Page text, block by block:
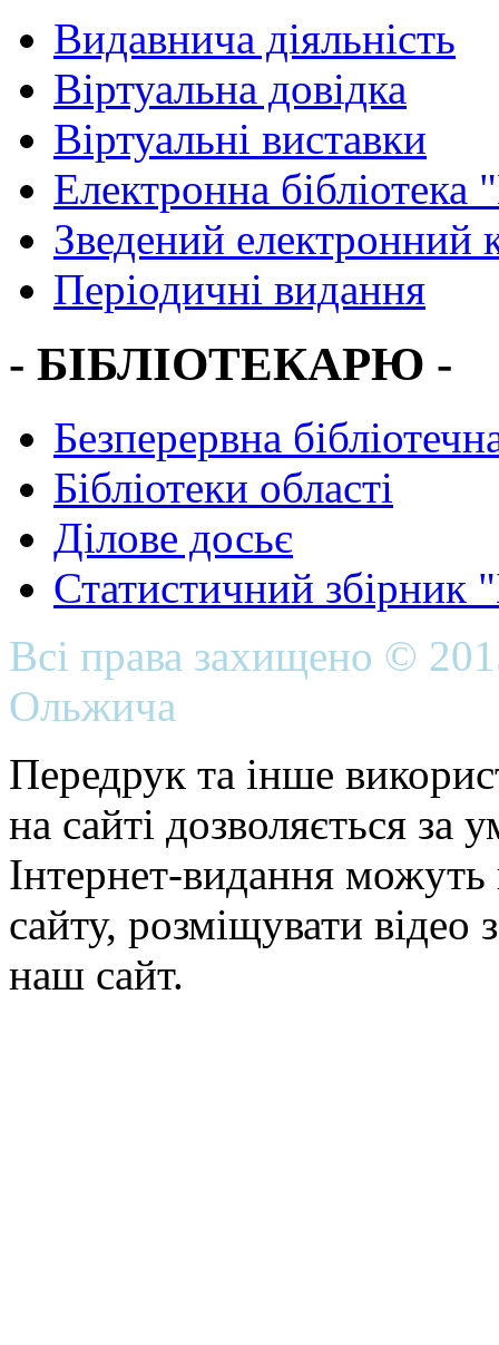
Видавнича діяльність
Віртуальна довідка
Віртуальні виставки
Електронна
Зведений електронний
Періодичні видання
- БІБЛІОТЕКАРЮ -
Безперервна
Бібліотеки області
Ділове досьє
Статистичний
Всі права захищено ©
Ольжича
Передрук та інше
на сайті дозволяється
Інтернет-видання можуть
сайту, розміщувати відео
наш сайт.